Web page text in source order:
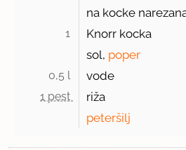
na kocke
1
Knorr kocka
sol, poper
0,5 l vode
1 pest
riža
peteršilj